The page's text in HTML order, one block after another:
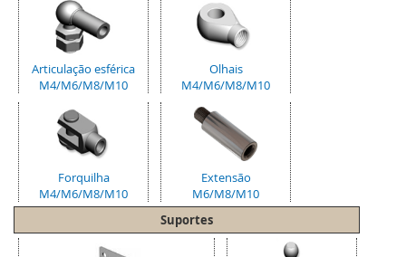
Articulação esférica
M4/M6/M8/M10
Olhais
M4/M6/M8/M10
Forquilha
M4/M6/M8/M10
Extensão
M6/M8/M10
Suportes